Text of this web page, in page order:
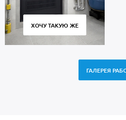
ХОЧУ ТАКУЮ ЖЕ
ГАЛЕРЕЯ